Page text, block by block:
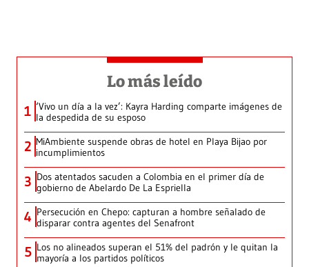
Lo más leído
1 ‘Vivo un día a la vez’: Kayra Harding comparte imágenes de
la despedida de su esposo
2 MiAmbiente suspende obras de hotel en Playa Bijao por
incumplimientos
3 Dos atentados sacuden a Colombia en el primer día de
gobierno de Abelardo De La Espriella
4 Persecución en Chepo: capturan a hombre señalado de
disparar contra agentes del Senafront
5 Los no alineados superan el 51% del padrón y le quitan la
mayoría a los partidos políticos